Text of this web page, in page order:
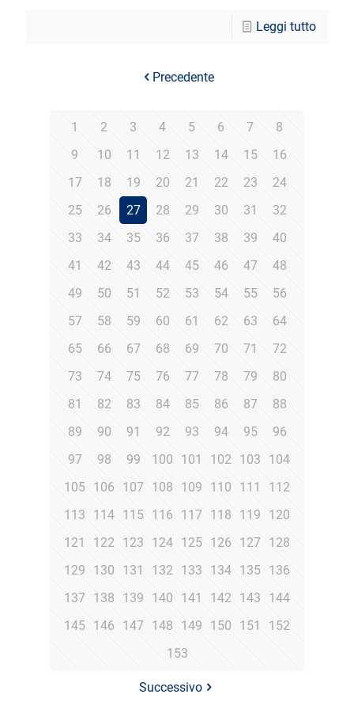
Leggi tutto
Precedente
1 2 3 4 5 6 7
8
9
10 11 12 13 14 15
16
17
18 19 20 21 22 23
24
25
26 27 28 29 30 31
32
33
34 35 36 37 38 39
40
41
42 43 44 45 46 47
48
49
50 51 52 53 54 55
56
57
58 59 60 61 62 63
64
65
66 67 68 69 70 71
72
73
74 75 76 77 78 79
80
81
82 83 84 85 86 87
88
89
90 91 92 93 94 95
96
97
98 99 100 101 102 103
104
105
106 107 108 109 110 111
112
113
114 115 116 117 118 119
120
121
122 123 124 125 126 127
128
129
130 131 132 133 134 135
136
137
138 139 140 141 142 143
144
145
146 147 148 149 150 151
152
153
Successivo